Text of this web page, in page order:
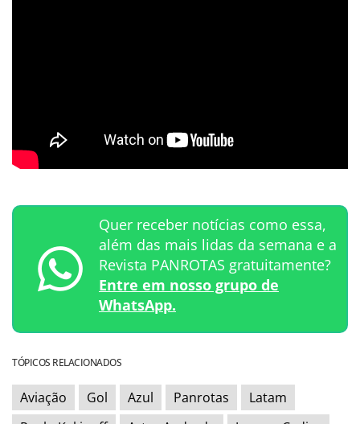
Quer receber notícias como essa,
além das mais lidas da semana e a
Revista PANROTAS gratuitamente?
Entre em nosso grupo de
WhatsApp.
TÓPICOS RELACIONADOS
Aviação Gol Azul Panrotas
Latam